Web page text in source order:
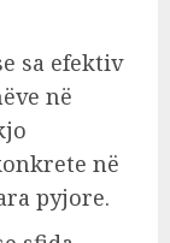
sa efektiv
në
në
pyjore.